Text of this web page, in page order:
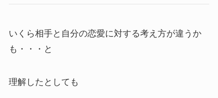
いくら相手と自分の恋愛に対する考え方が違うか
も・・・と
理解したとしても